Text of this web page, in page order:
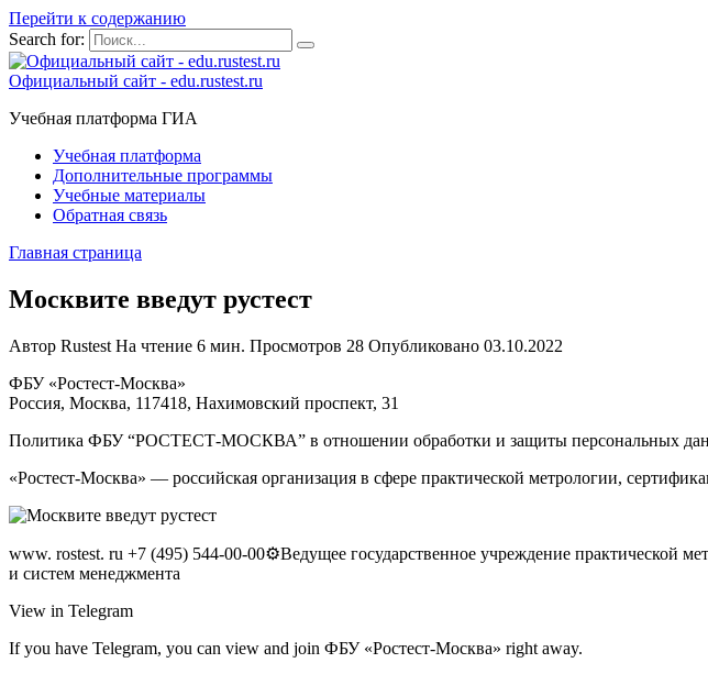
Перейти к содержанию
Search for:
Официальный сайт - edu.rustest.ru
Учебная платформа ГИА
Учебная платформа
Дополнительные программы
Учебные материалы
Обратная связь
Главная страница
Москвите введут рустест
Автор Rustest На чтение 6 мин. Просмотров 28 Опубликовано 03.10.2022
ФБУ «Ростест-Москва»
Россия, Москва, 117418, Нахимовский проспект, 31
Политика ФБУ “РОСТЕСТ-МОСКВА” в отношении обработки и защиты персональных
«Ростест-Москва» — российская организация в сфере практической метрологии,
www. rostest. ru +7 (495) 544-00-00⚙️Ведущее государственное учреждение
и систем менеджмента
View in Telegram
If you have Telegram, you can view and join ФБУ «Ростест-Москва» right away.